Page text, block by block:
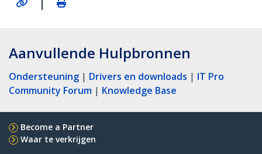
Aanvullende Hulpbronnen
Ondersteuning | Drivers en downloads | IT Pro
Community Forum | Knowledge Base
Become a Partner
Waar te verkrijgen